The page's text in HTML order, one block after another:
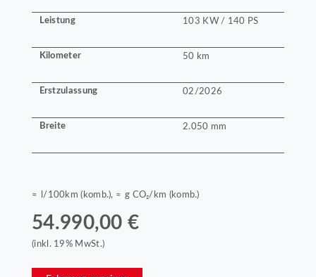
Leistung 103 KW / 140 PS
Kilometer 50 km
Erstzulassung 02/2026
Breite 2.050 mm
≈ l/100km (komb.), ≈ g CO₂/km (komb.)
54.990,00 €
(inkl. 19% MwSt.)